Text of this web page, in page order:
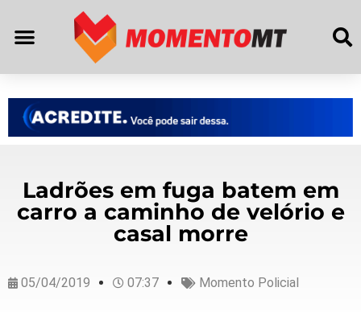
Ladrões em fuga batem em
carro a caminho de velório e
casal morre
05/04/2019 07:37 Momento Policial